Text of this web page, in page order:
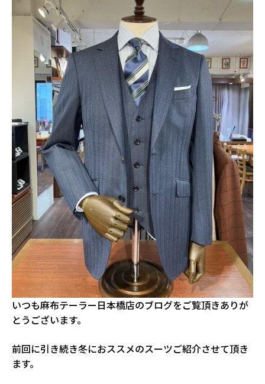
いつも麻布テーラー日本橋店のブログをご覧頂きありが
とうございます。
前回に引き続き冬におススメのスーツご紹介させて頂き
ます。